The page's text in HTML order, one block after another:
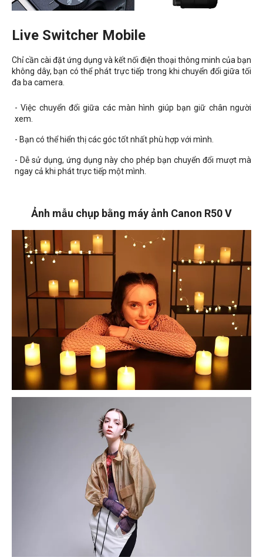
Live Switcher Mobile
Chỉ cần cài đặt ứng dụng và kết nối điện thoại thông minh của bạn
không dây, bạn có thể phát trực tiếp trong khi chuyển đổi giữa tối
đa ba camera.
- Việc chuyển đổi giữa các màn hình giúp bạn giữ chân người
xem.
- Bạn có thể hiển thị các góc tốt nhất phù hợp với mình.
- Dễ sử dụng, ứng dụng này cho phép bạn chuyển đổi mượt mà
ngay cả khi phát trực tiếp một mình.
Ảnh mẫu chụp bằng máy ảnh Canon R50 V